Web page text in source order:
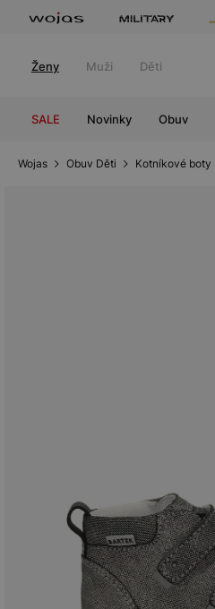
Ženy Muži Děti
SALE Novinky Obuv
Wojas Obuv Děti Kotníkové boty